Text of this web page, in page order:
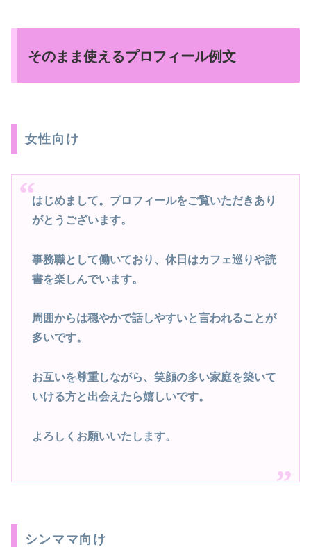
そのまま使えるプロフィール例文
女性向け
はじめまして。プロフィールをご覧いただきあり
がとうございます。
事務職として働いており、休日はカフェ巡りや読
書を楽しんでいます。
周囲からは穏やかで話しやすいと言われることが
多いです。
お互いを尊重しながら、笑顔の多い家庭を築いて
いける方と出会えたら嬉しいです。
よろしくお願いいたします。
シンママ向け